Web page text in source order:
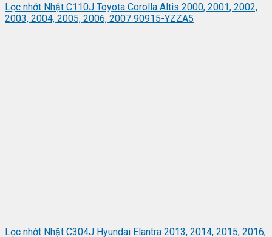
Lọc nhớt Nhật C110J Toyota Corolla Altis 2000, 2001, 2002,
2003, 2004, 2005, 2006, 2007 90915-YZZA5
Lọc nhớt Nhật C304J Hyundai Elantra 2013, 2014, 2015, 2016,